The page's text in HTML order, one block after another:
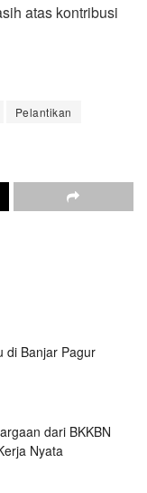
atas kontribusi
Pelantikan
di Banjar Pagur
dari BKKBN
Nyata